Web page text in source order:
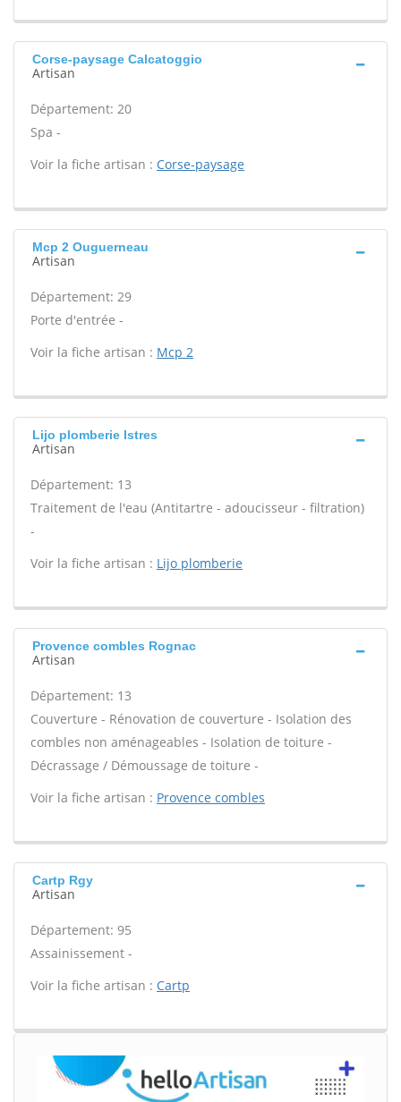
Corse-paysage Calcatoggio
Artisan
Département: 20
Spa -
Voir la fiche artisan : Corse-paysage
Mcp 2 Ouguerneau
Artisan
Département: 29
Porte d'entrée -
Voir la fiche artisan : Mcp 2
Lijo plomberie Istres
Artisan
Département: 13
Traitement de l'eau (Antitartre - adoucisseur - filtration)
-
Voir la fiche artisan : Lijo plomberie
Provence combles Rognac
Artisan
Département: 13
Couverture - Rénovation de couverture - Isolation des
combles non aménageables - Isolation de toiture -
Décrassage / Démoussage de toiture -
Voir la fiche artisan : Provence combles
Cartp Rgy
Artisan
Département: 95
Assainissement -
Voir la fiche artisan : Cartp